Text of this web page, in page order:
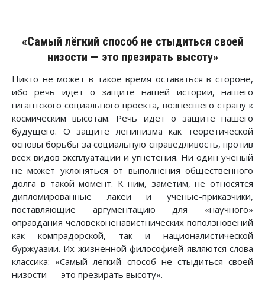
«Самый лёгкий способ не стыдиться своей
низости — это презирать высоту»
Никто не может в такое время оставаться в стороне,
ибо речь идет о защите нашей истории, нашего
гигантского социального проекта, вознесшего страну к
космическим высотам. Речь идет о защите нашего
будущего. О защите ленинизма как теоретической
основы борьбы за социальную справедливость, против
всех видов эксплуатации и угнетения. Ни один ученый
не может уклоняться от выполнения общественного
долга в такой момент. К ним, заметим, не относятся
дипломированные лакеи и ученые-приказчики,
поставляющие аргументацию для «научного»
оправдания человеконенавистнических поползновений
как компрадорской, так и националистической
буржуазии. Их жизненной философией являются слова
классика: «Самый лёгкий способ не стыдиться своей
низости — это презирать высоту».